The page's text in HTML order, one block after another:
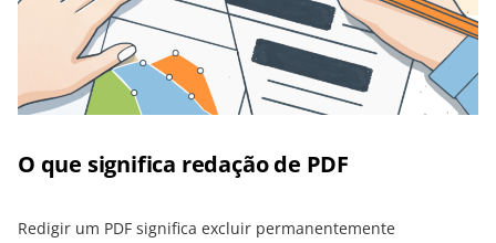
O que significa redação de PDF
Redigir um PDF significa excluir permanentemente